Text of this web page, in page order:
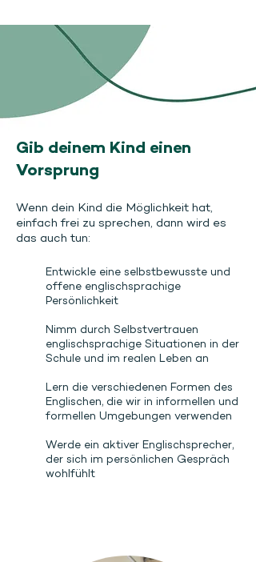
Gib deinem Kind einen
Vorsprung
Wenn dein Kind die Möglichkeit hat,
einfach frei zu sprechen, dann wird es
das auch tun:
Entwickle eine selbstbewusste und
offene englischsprachige
Persönlichkeit
Nimm durch Selbstvertrauen
englischsprachige Situationen in der
Schule und im realen Leben an
Lern die verschiedenen Formen des
Englischen, die wir in informellen und
formellen Umgebungen verwenden
Werde ein aktiver Englischsprecher,
der sich im persönlichen Gespräch
wohlfühlt